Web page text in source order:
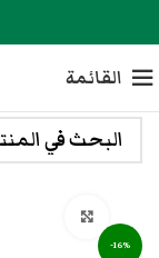
القائمة
-16%